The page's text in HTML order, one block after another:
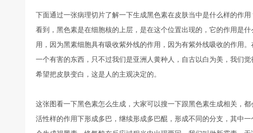
下面通过一张病理切片了解一下生成黑色素在皮肤当中是什么样的作
看到，黑色素是在细胞核的上层，是在这个位置出现的，它的作用是
用，因为黑素细胞具有吸收紫外线的作用，因为有紫外线吸收的作用
一个有害的东西，只不过我们是亚洲人黄种人，自古以白为美，我们觉
希望把皮肤变白，这是人的主观决定的。
这张图看一下黑色素怎么生成，大家可以搜一下跟黑色素生成相关，
活性样的作用下形成多巴，继续形成多巴醌，形成不同的分支，其中